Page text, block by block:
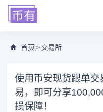
首页 > 交易所
使用币安现货跟单
易，即可分享
损保障！